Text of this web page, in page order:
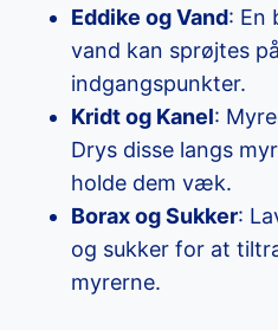
Eddike og Vand: En
vand kan sprøjtes
indgangspunkter.
Kridt og Kanel:
Drys disse langs
holde dem væk.
Borax og Sukker:
og sukker for at
myrerne.